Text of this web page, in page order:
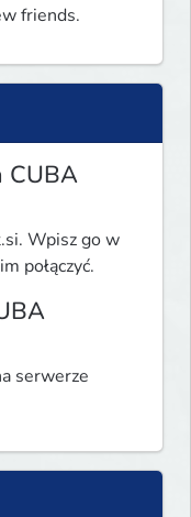
friends.
CUBA
Wpisz go w
połączyć.
serwerze